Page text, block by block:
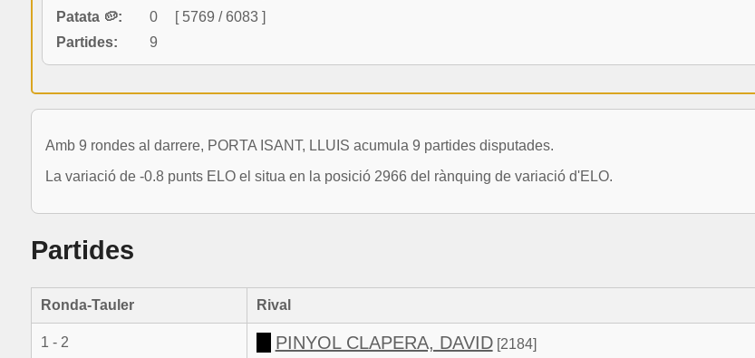
Patata 🥔:
0
[ 5769 / 6083 ]
Partides:
9
Amb 9 rondes al darrere, PORTA ISANT, LLUIS acumula 9 partides disputades.
La variació de -0.8 punts ELO el situa en la posició 2966 del rànquing de variació d'ELO.
Partides
Ronda-Tauler Rival
1 - 2 PINYOL CLAPERA, DAVID[2184]